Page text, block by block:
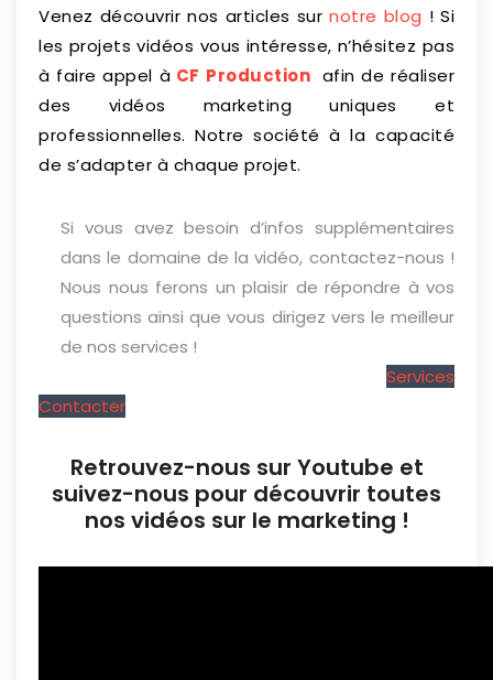
Venez découvrir nos articles sur notre blog ! Si
les projets vidéos vous intéresse, n’hésitez pas
à faire appel à CF Production afin de réaliser
des vidéos marketing uniques et
professionnelles. Notre société à la capacité
de s’adapter à chaque projet.
Si vous avez besoin d’infos supplémentaires
dans le domaine de la vidéo, contactez-nous !
Nous nous ferons un plaisir de répondre à vos
questions ainsi que vous dirigez vers le meilleur
de nos services !
Services
Contacter
Retrouvez-nous sur Youtube et
suivez-nous pour découvrir toutes
nos vidéos sur le marketing !